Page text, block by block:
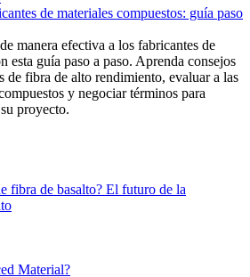
de materiales compuestos: guía paso
manera efectiva a los fabricantes de
esta guía paso a paso. Aprenda consejos
de fibra de alto rendimiento, evaluar a las
y negociar términos para
proyecto.
fibra de basalto? El futuro de la